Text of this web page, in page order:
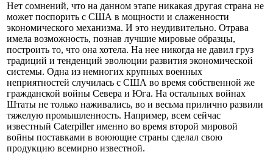
Нет сомнений, что на данном этапе никакая другая страна не
может поспорить с США в мощности и слаженности
экономического механизма. И это неудивительно. Отрава
имела возможность, познав лучшие мировые образцы,
построить то, что она хотела. На нее никогда не давил груз
традиций и тенденций эволюции развития экономической
системы. Одна из немногих крупных военных
неприятностей случилась с США во время собственной же
гражданской войны Севера и Юга. На остальных войнах
Штаты не только наживались, во и весьма прилично развили
тяжелую промышленность. Например, всем сейчас
известный Caterpiller именно во время второй мировой
войны поставками в воюющие страны сделал свою
продукцию всемирно известной.